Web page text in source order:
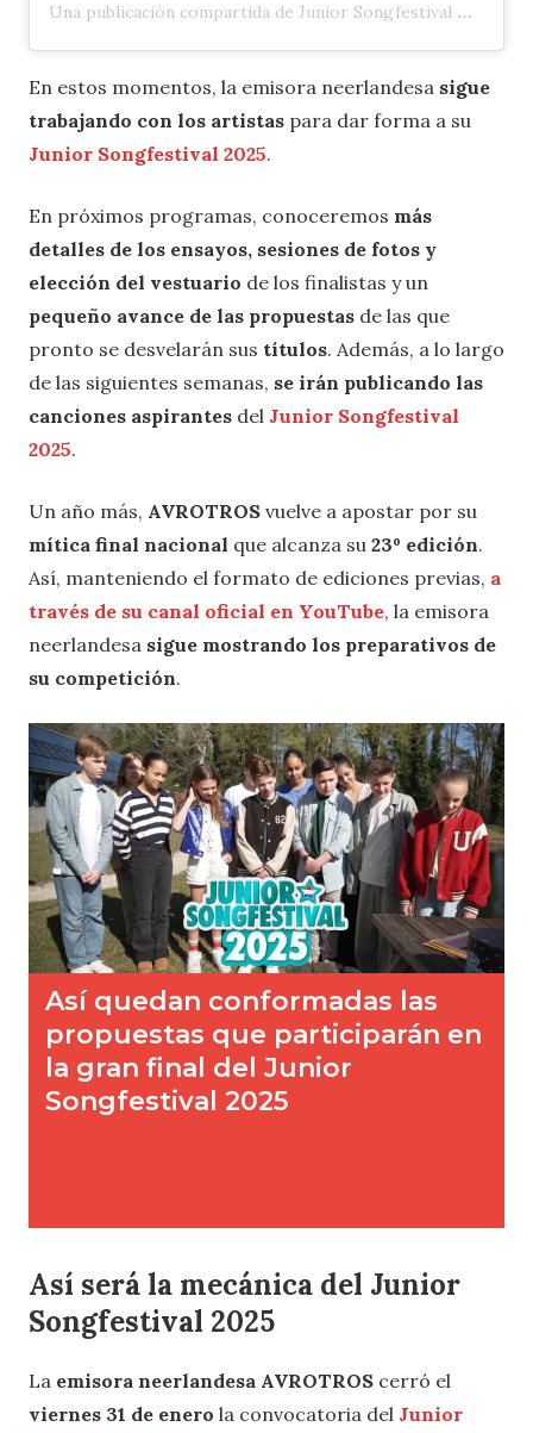
Una publicación compartida de Junior Songfestival 🇳🇱 (@jrsongfestival)
En estos momentos, la emisora neerlandesa sigue
trabajando con los artistas para dar forma a su
Junior Songfestival 2025.
En próximos programas, conoceremos más
detalles de los ensayos, sesiones de fotos y
elección del vestuario de los finalistas y un
pequeño avance de las propuestas de las que
pronto se desvelarán sus títulos. Además, a lo largo
de las siguientes semanas, se irán publicando las
canciones aspirantes del Junior Songfestival
2025.
Un año más, AVROTROS vuelve a apostar por su
mítica final nacional que alcanza su 23º edición.
Así, manteniendo el formato de ediciones previas, a
través de su canal oficial en YouTube, la emisora
neerlandesa sigue mostrando los preparativos de
su competición.
Así será la mecánica del Junior
Songfestival 2025
La emisora neerlandesa AVROTROS cerró el
viernes 31 de enero la convocatoria del Junior